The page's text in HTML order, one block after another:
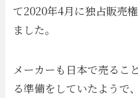
て2020年4月に独占販売
ました。
メーカーも日本で売るこ
る準備をしていたようで